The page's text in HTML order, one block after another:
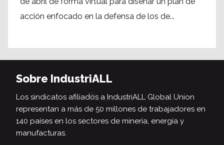
acción enfocado en la defensa de los de...
Sobre IndustriALL
Los sindicatos afiliados a IndustriALL Global Union
representan a más de 50 millones de trabajadores en
140 países en los sectores de minería, energía y
manufacturas.